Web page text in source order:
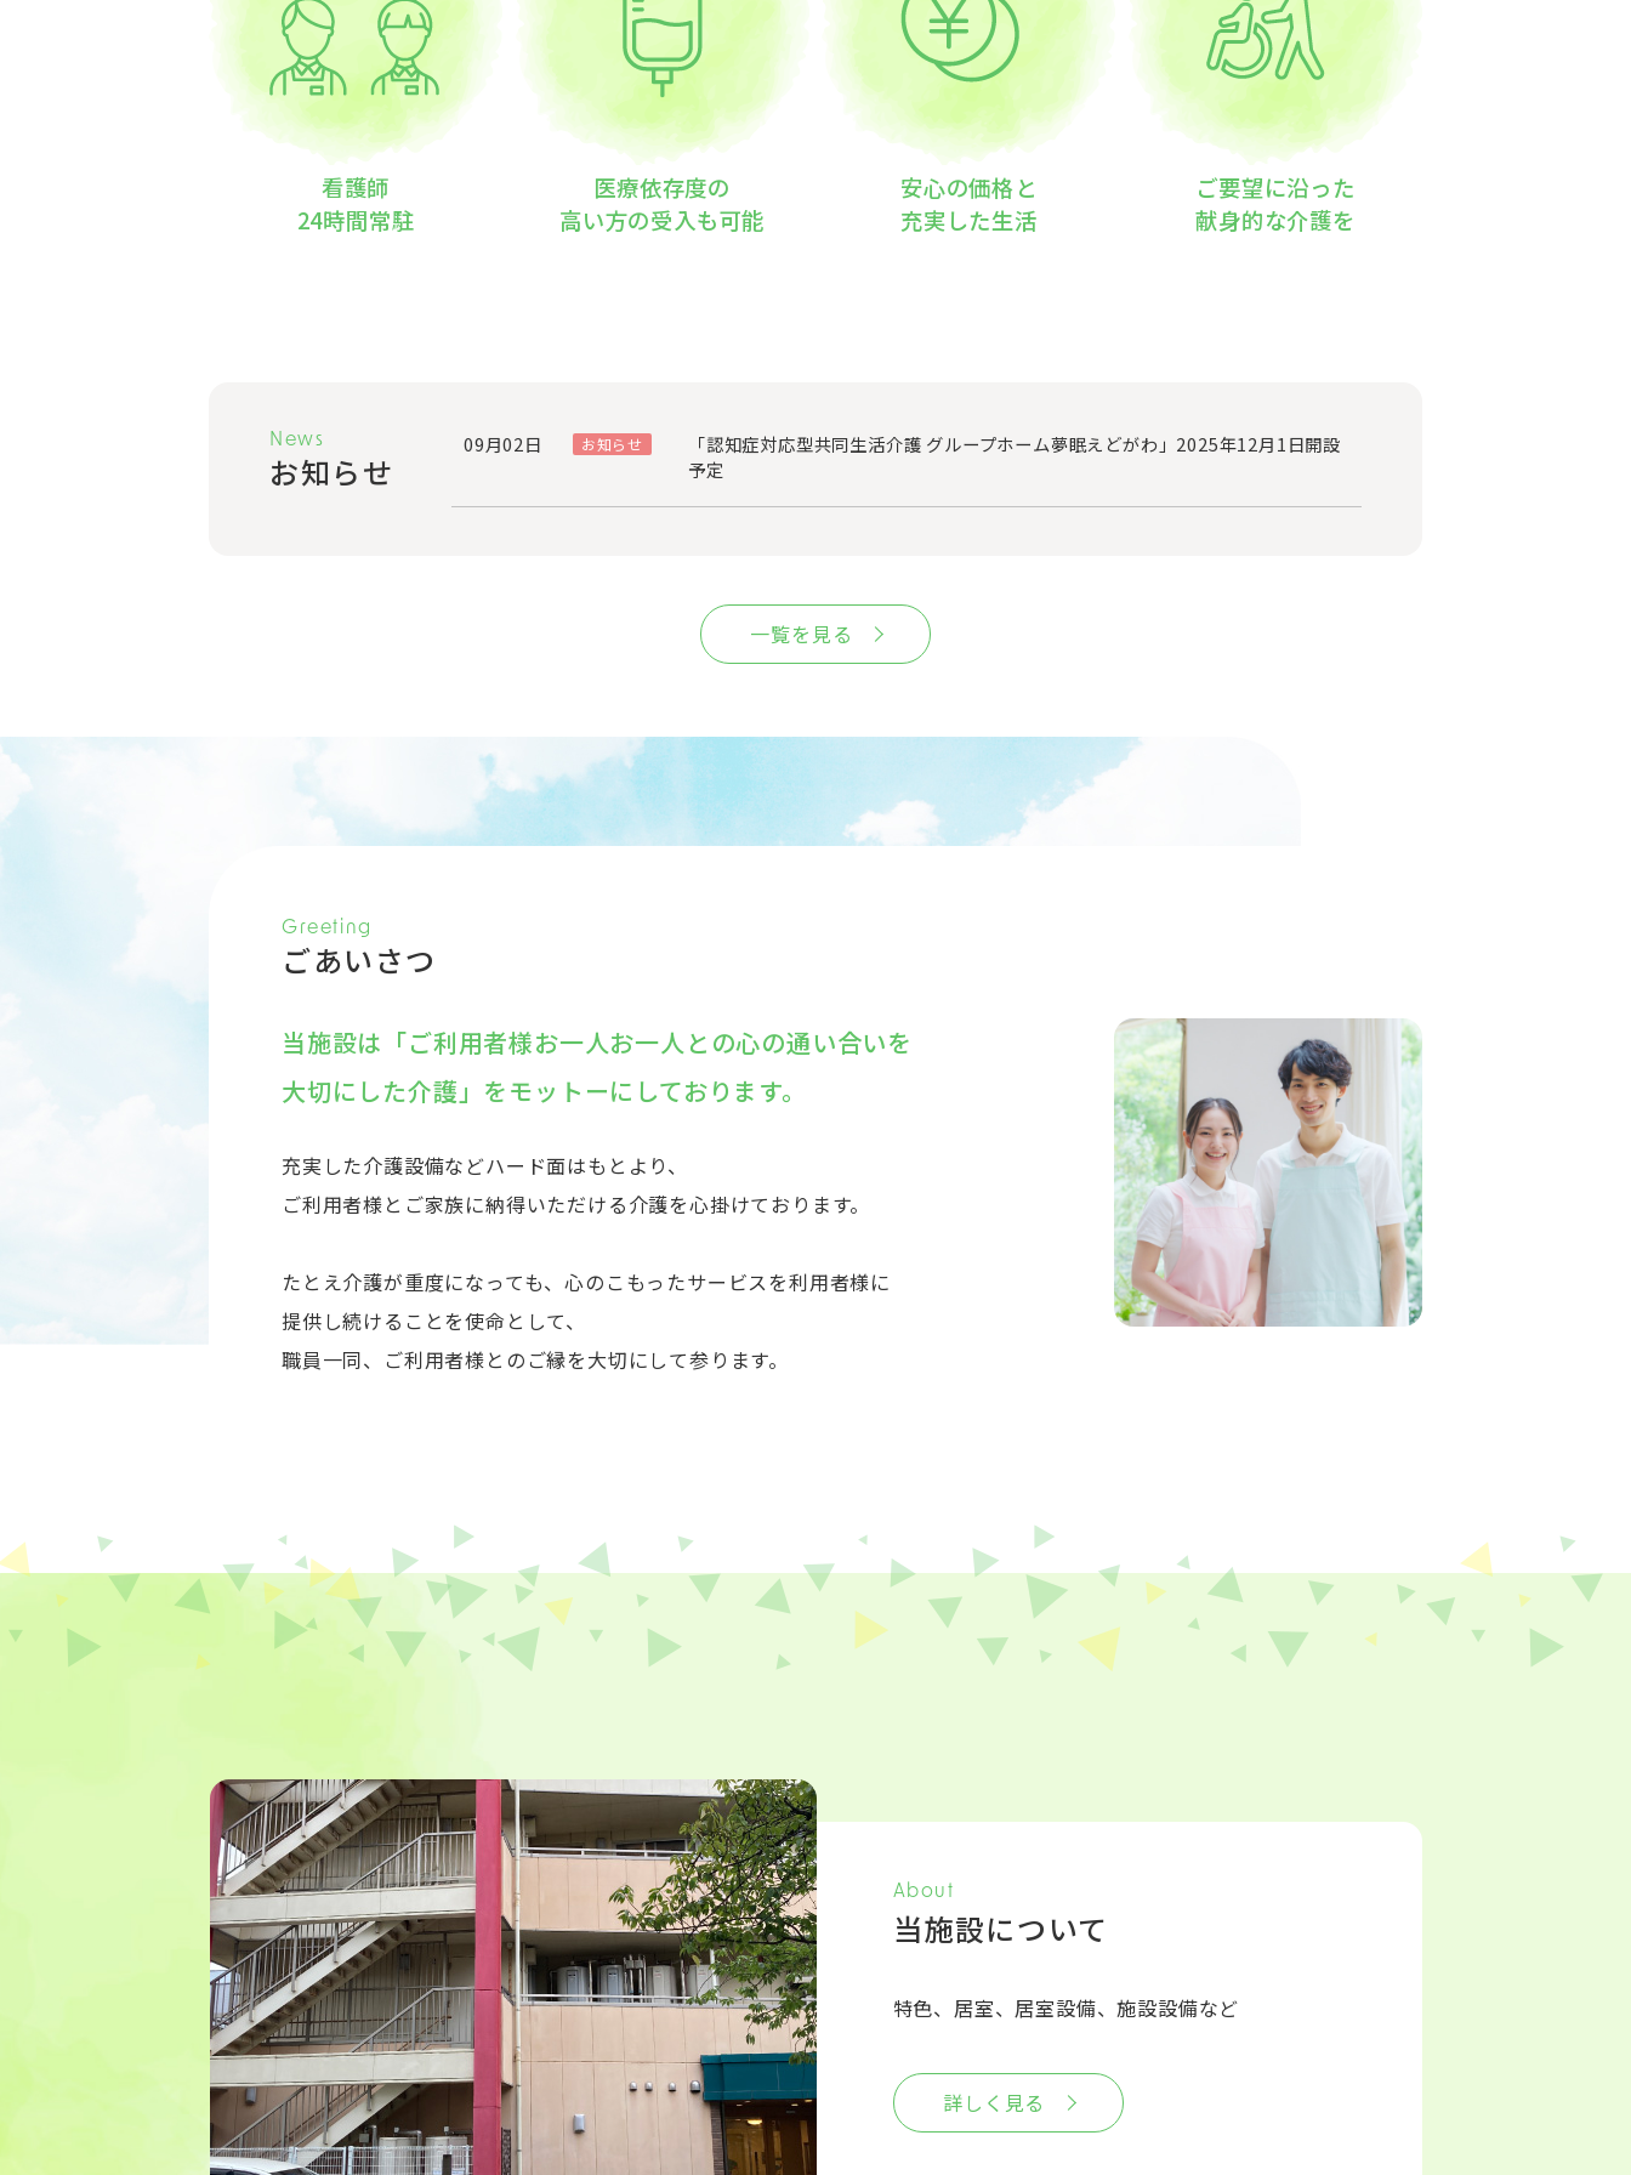
看護師
24時間常駐
医療依存度の
高い方の受入も可能
安心の価格と
充実した生活
ご要望に沿った
献身的な介護を
News
お知らせ
09月02日 お知らせ
「認知症対応型共同生活介護 グループホーム夢眠えどがわ」2025年12月1日開設
予定
一覧を見る
Greeting
ごあいさつ
当施設は「ご利用者様お一人お一人との心の通い合いを
大切にした介護」をモットーにしております。
充実した介護設備などハード面はもとより、
ご利用者様とご家族に納得いただける介護を心掛けております。
たとえ介護が重度になっても、心のこもったサービスを利用者様に
提供し続けることを使命として、
職員一同、ご利用者様とのご縁を大切にして参ります。
About
当施設について
特色、居室、居室設備、施設設備など
詳しく見る